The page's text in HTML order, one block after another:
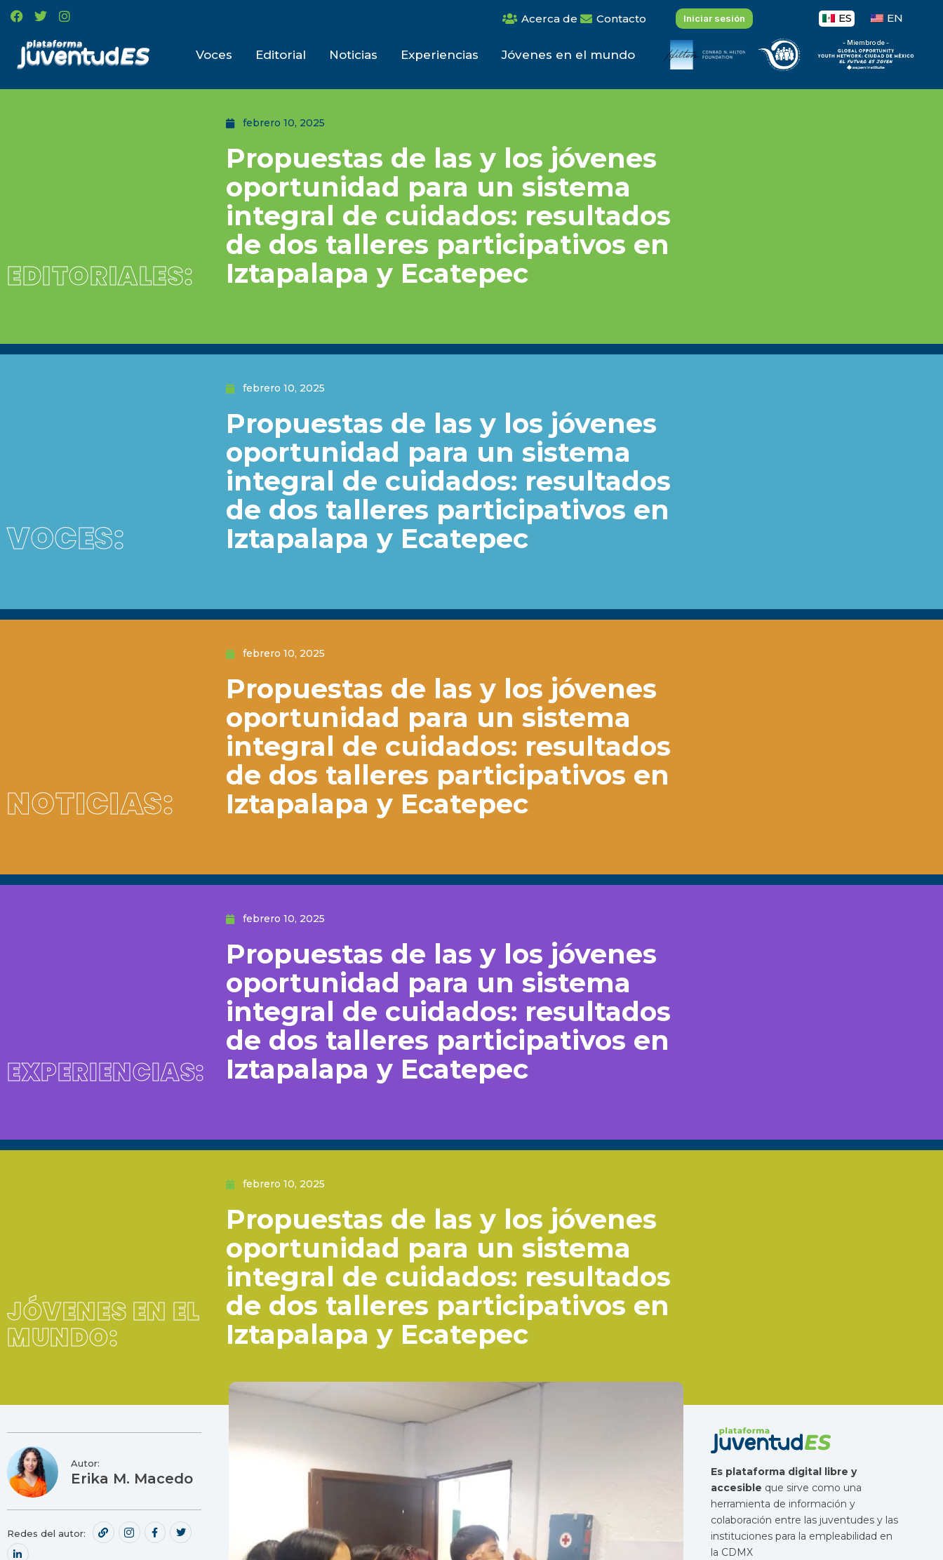
Acerca de Contacto Iniciar sesión ES EN
Voces Editorial Noticias Experiencias Jóvenes en el mundo
- Miembro de -
EDITORIALES:
febrero 10, 2025
Propuestas de las y los jóvenes
oportunidad para un sistema
integral de cuidados: resultados
de dos talleres participativos en
Iztapalapa y Ecatepec
VOCES:
febrero 10, 2025
Propuestas de las y los jóvenes
oportunidad para un sistema
integral de cuidados: resultados
de dos talleres participativos en
Iztapalapa y Ecatepec
NOTICIAS:
febrero 10, 2025
Propuestas de las y los jóvenes
oportunidad para un sistema
integral de cuidados: resultados
de dos talleres participativos en
Iztapalapa y Ecatepec
EXPERIENCIAS:
febrero 10, 2025
Propuestas de las y los jóvenes
oportunidad para un sistema
integral de cuidados: resultados
de dos talleres participativos en
Iztapalapa y Ecatepec
JÓVENES EN EL
MUNDO:
febrero 10, 2025
Propuestas de las y los jóvenes
oportunidad para un sistema
integral de cuidados: resultados
de dos talleres participativos en
Iztapalapa y Ecatepec
Autor:
Erika M. Macedo
Redes del autor:
Es plataforma digital libre y
accesible que sirve como una
herramienta de información y
colaboración entre las juventudes y las
instituciones para la empleabilidad en
la CDMX